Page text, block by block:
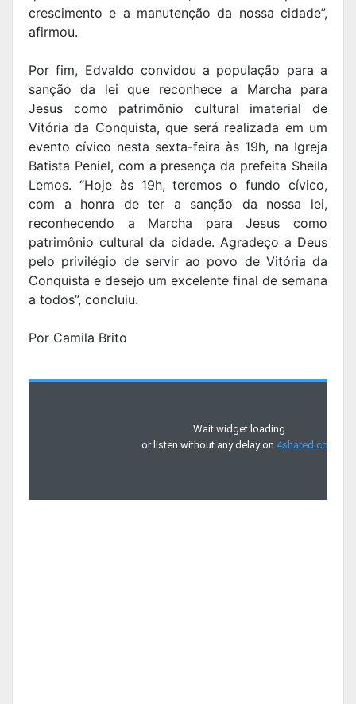
crescimento e a manutenção da nossa cidade”,
afirmou.
Por fim, Edvaldo convidou a população para a
sanção da lei que reconhece a Marcha para
Jesus como patrimônio cultural imaterial de
Vitória da Conquista, que será realizada em um
evento cívico nesta sexta-feira às 19h, na Igreja
Batista Peniel, com a presença da prefeita Sheila
Lemos. “Hoje às 19h, teremos o fundo cívico,
com a honra de ter a sanção da nossa lei,
reconhecendo a Marcha para Jesus como
patrimônio cultural da cidade. Agradeço a Deus
pelo privilégio de servir ao povo de Vitória da
Conquista e desejo um excelente final de semana
a todos”, concluiu.
Por Camila Brito